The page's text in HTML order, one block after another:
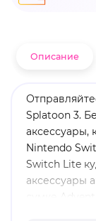
Описание
Splatoon 3.
аксессуары,
Nintendo
Switch Lite
аксессуары
сумке